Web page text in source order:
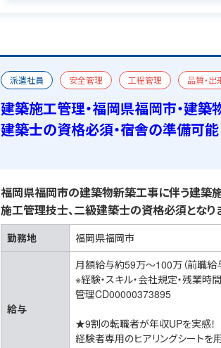
派遣社員 安全管理 工程管理 品質・
一級建築施工管理技士
二級建築士 宿舎あり
建築施工管理・福岡県福岡市・建
建築士の資格必須・宿舎の準備可能
福岡県福岡市の建築物新築工事に伴う建築
施工管理技士、二級建築士の資格必須となり
勤務地 福岡県福岡市
給与
月額給与約59万～100万（前職給
※経験・スキル・会社規定・残業時
管理CD00000373895
★9割の転職者が年収UPを実感！
経験者専用のヒアリングシートを